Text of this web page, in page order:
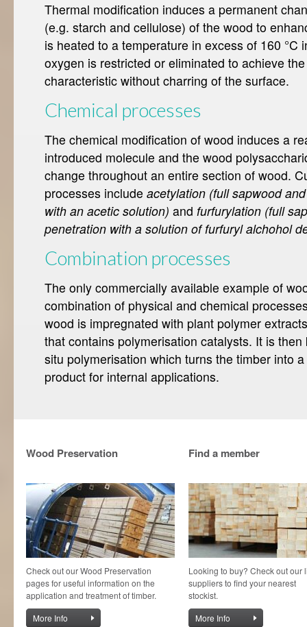
Thermal modification induces a permanent
(e.g. starch and cellulose) of the wood to
is heated to a temperature in excess of 160 °C
oxygen is restricted or eliminated to achieve
characteristic without charring of the surface.
Chemical processes
The chemical modification of wood induces a
introduced molecule and the wood
change throughout an entire section of wood.
processes include acetylation (full sapwood
with an acetic solution) and furfurylation (full
penetration with a solution of furfuryl alchohol
Combination processes
The only commercially available example of
combination of physical and chemical
wood is impregnated with plant polymer
that contains polymerisation catalysts. It is
situ polymerisation which turns the timber into
product for internal applications.
Wood Preservation
Check out our Wood Preservation
pages for useful information on the
application and treatment of timber.
More Info
Find a member
Looking to buy? Check out our
suppliers to find your nearest
stockist.
More Info